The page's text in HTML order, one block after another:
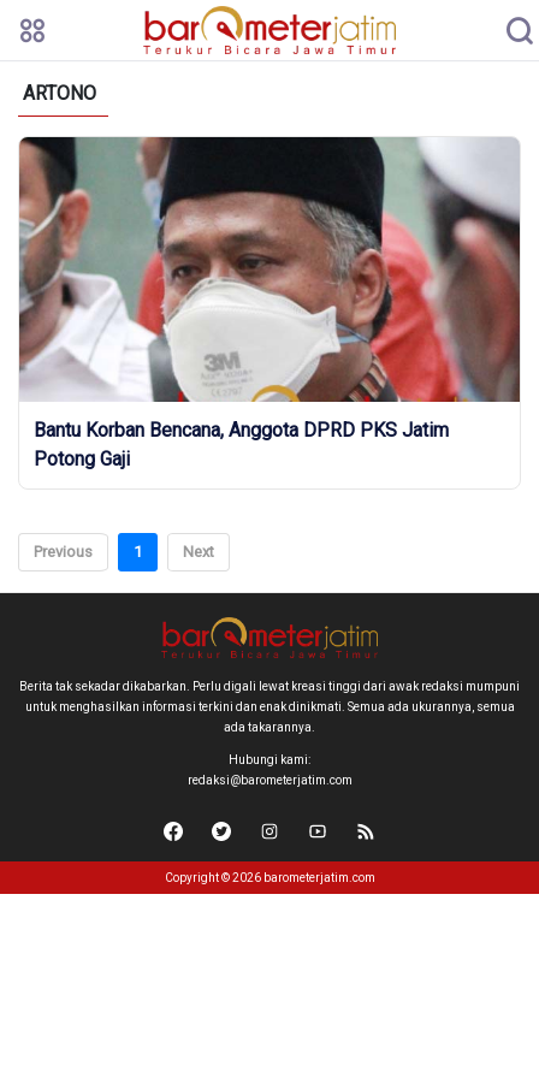
ARTONO
Bantu Korban Bencana, Anggota DPRD PKS Jatim
Potong Gaji
Previous 1 Next
Berita tak sekadar dikabarkan. Perlu digali lewat kreasi tinggi dari awak redaksi mumpuni
untuk menghasilkan informasi terkini dan enak dinikmati. Semua ada ukurannya, semua
ada takarannya.
Hubungi kami:
redaksi@barometerjatim.com
Copyright © 2026 barometerjatim.com